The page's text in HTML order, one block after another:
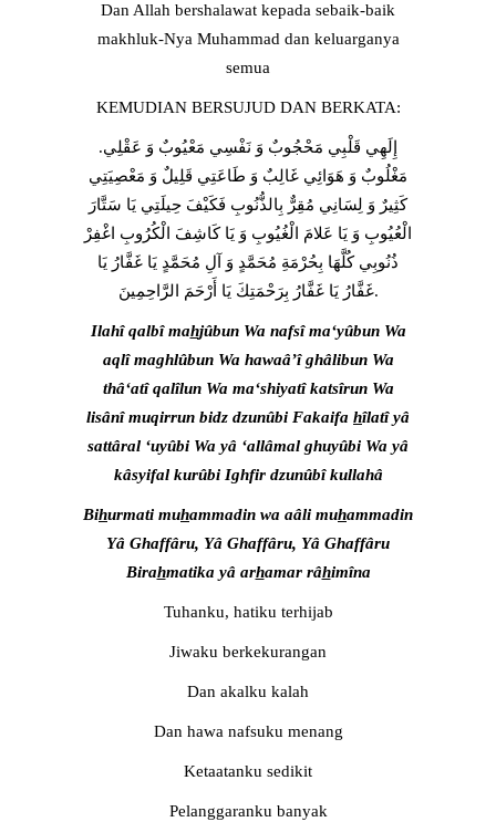
Dan Allah bershalawat kepada sebaik-baik
makhluk-Nya Muhammad dan keluarganya
semua
KEMUDIAN BERSUJUD DAN BERKATA:
.إِلَهِي قَلْبِي مَحْجُوبٌ وَ نَفْسِي مَعْيُوبٌ وَ عَقْلِي
مَغْلُوبٌ وَ هَوَائِي غَالِبٌ وَ طَاعَتِي قَلِيلٌ وَ مَعْصِيَتِي
كَثِيرٌ وَ لِسَانِي مُقِرٌّ بِالذُّنُوبِ فَكَيْفَ حِيلَتِي يَا سَتَّارَ
الْعُيُوبِ وَ يَا عَلامَ الْغُيُوبِ وَ يَا كَاشِفَ الْكُرُوبِ اغْفِرْ
ذُنُوبِي كُلَّهَا بِحُرْمَةِ مُحَمَّدٍ وَ آلِ مُحَمَّدٍ يَا غَفَّارُ يَا
غَفَّارُ يَا غَفَّارُ بِرَحْمَتِكَ يَا أَرْحَمَ الرَّاحِمِينَ.
Ilahî qalbî mahjûbun Wa nafsî ma‘yûbun Wa
aqlî maghlûbun Wa hawaâ’î ghâlibun Wa
thâ‘atî qalîlun Wa ma‘shiyatî katsîrun Wa
lisânî muqirrun bidz dzunûbi Fakaifa hîlatî yâ
sattâral ‘uyûbi Wa yâ ‘allâmal ghuyûbi Wa yâ
kâsyifal kurûbi Ighfir dzunûbî kullahâ
Bihurmati muhammadin wa aâli muhammadin
Yâ Ghaffâru, Yâ Ghaffâru, Yâ Ghaffâru
Birahmatika yâ arhamar râhimîna
Tuhanku, hatiku terhijab
Jiwaku berkekurangan
Dan akalku kalah
Dan hawa nafsuku menang
Ketaatanku sedikit
Pelanggaranku banyak